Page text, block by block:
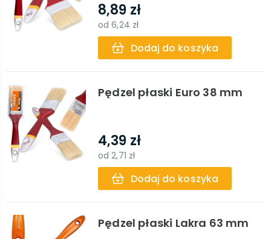
8,89 zł
od6,24 zł
Dodaj do koszyka
Pędzel płaski Euro 38 mm
4,39 zł
od2,71 zł
Dodaj do koszyka
Pędzel płaski Lakra 63 mm